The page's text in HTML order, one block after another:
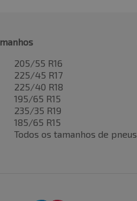
205/55 R16
225/45 R17
225/40 R18
195/65 R15
235/35 R19
185/65 R15
Todos os tamanhos de pneus